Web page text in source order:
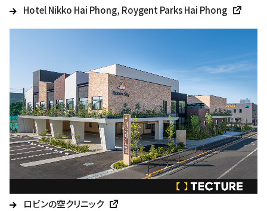
Hotel Nikko Hai Phong, Roygent Parks Hai Phong
ロビンの空クリニック